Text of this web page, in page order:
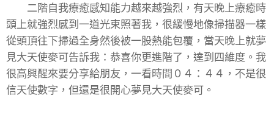
二階自我療癒感知能力越來越強烈，有天晚上療癒時
頭上就強烈感到一道光束照著我，很緩慢地像掃描器一樣
從頭頂往下掃過全身然後被一股熱能包覆，當天晚上就夢
見大天使麥可告訴我：恭喜你更進階了，達到四維度。我
很高興醒來要分享給朋友，一看時間０４：４４，不是很
信天使數字，但還是很開心夢見大天使麥可。